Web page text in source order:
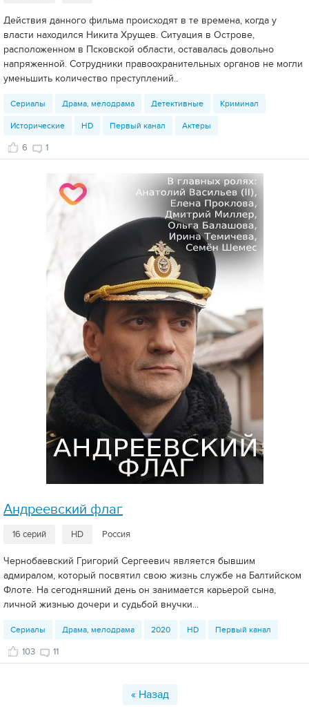
Действия данного фильма происходят в те времена, когда у
власти находился Никита Хрущев. Ситуация в Острове,
расположенном в Псковской области, оставалась довольно
напряженной. Сотрудники правоохранительных органов не могли
уменьшить количество преступлений..
Сериалы Драма, мелодрама Детективные Криминал
Исторические HD Первый канал Актеры
6 1
Андреевский флаг
16 серий HD Россия
Чернобаевский Григорий Сергеевич является бывшим
адмиралом, который посвятил свою жизнь службе на Балтийском
Флоте. На сегодняшний день он занимается карьерой сына,
личной жизнью дочери и судьбой внучки...
Сериалы Драма, мелодрама 2020 HD Первый канал
103 11
« Назад